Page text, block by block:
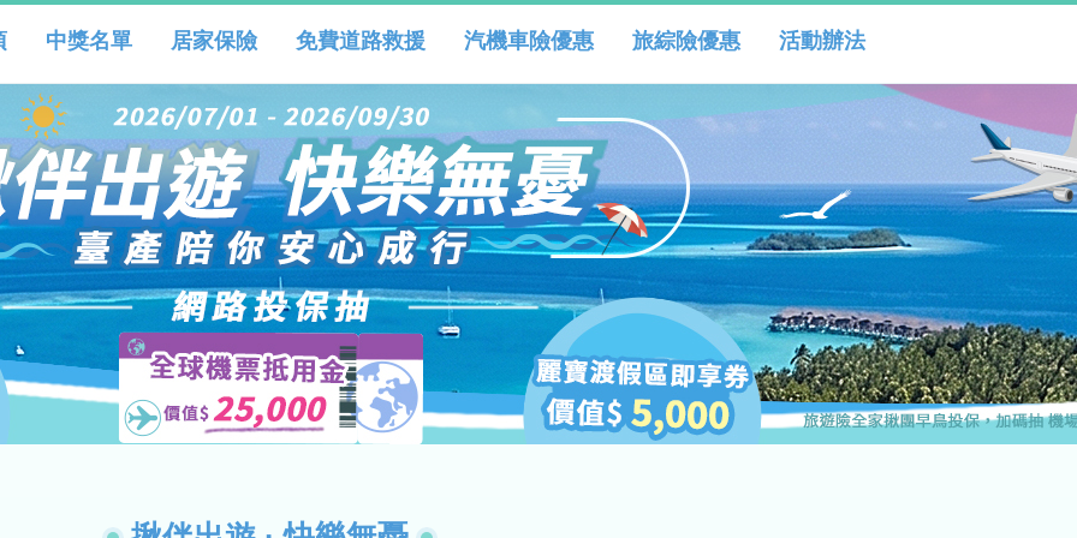
中獎名單 居家保險 免費道路救援 汽機車險優惠 旅綜險優惠 活動辦法